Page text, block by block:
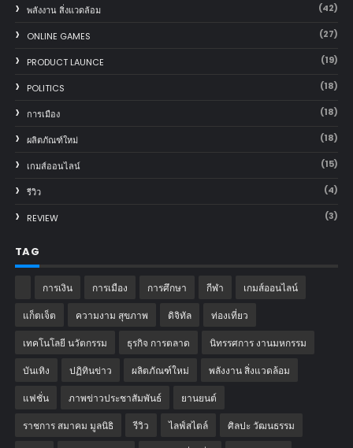
พลังงาน สิ่งแวดล้อม (42)
ONLINE GAMES (27)
PRODUCT LAUNCE (19)
POLITICS (18)
การเมือง (18)
ผลิตภัณฑ์ใหม่ (18)
เกมส์ออนไลน์ (15)
รีวิว (4)
REVIEW (3)
TAG
การเงิน การเมือง การศึกษา กีฬา เกมส์ออนไลน์
แก็ตเจ็ต ความงาม สุขภาพ ดิจิทัล ท่องเที่ยว
เทคโนโลยี นวัตกรรม ธุรกิจ การตลาด นิทรรศการ งานมหกรรม
บันเทิง ปฏิทินข่าว ผลิตภัณฑ์ใหม่ พลังงาน สิ่งแวดล้อม
แฟชั่น ภาพข่าวประชาสัมพันธ์ ‎ยานยนต์‎
ราชการ สมาคม มูลนิธิ รีวิว ไลฟ์สไตล์ ศิลปะ วัฒนธรรม